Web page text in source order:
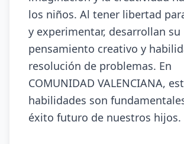
los niños. Al tener libertad
y experimentar, desarrollan su
pensamiento creativo y
resolución de problemas. En
COMUNIDAD VALENCIANA,
habilidades son
éxito futuro de nuestros hijos.